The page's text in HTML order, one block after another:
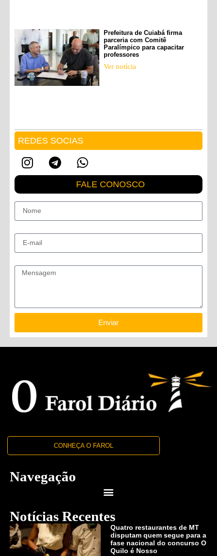
Prefeitura de Cuiabá firma
parceria com Comitê
Paralímpico para capacitar
professores
Ver notícia
REDES SOCIAS
FALE CONOSCO
Enviar
CONHEÇA O FAROL
Navegação
Notícias Recentes
Quatro restaurantes de MT
disputam quem segue para a
fase nacional do concurso O
Quilo é Nosso